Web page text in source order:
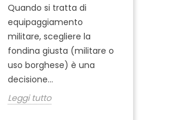
Quando si tratta di
equipaggiamento
militare, scegliere la
fondina giusta (militare o
uso borghese) è una
decisione...
Leggi tutto